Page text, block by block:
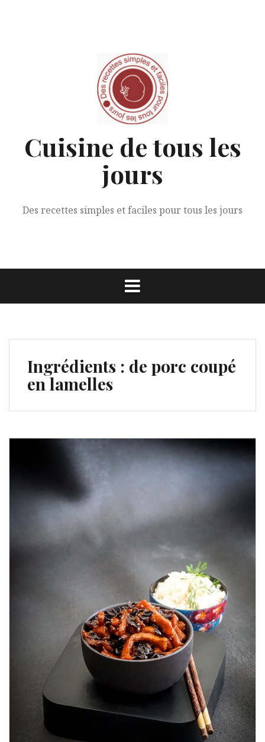
Cuisine de tous les
jours
Des recettes simples et faciles pour tous les jours
Ingrédients : de porc coupé
en lamelles